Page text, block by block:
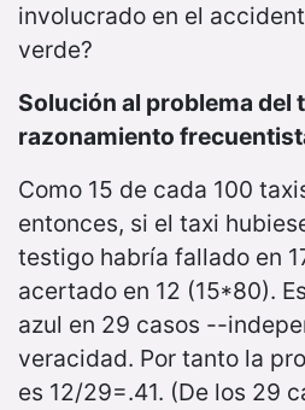
involucrado en el
verde?
Solución al problema del
razonamiento
Como 15 de cada 100
entonces, si el taxi
testigo habría fallado en
acertado en 12 (15*80).
azul en 29 casos --
veracidad. Por tanto la
es 12/29=.41. (De los 29